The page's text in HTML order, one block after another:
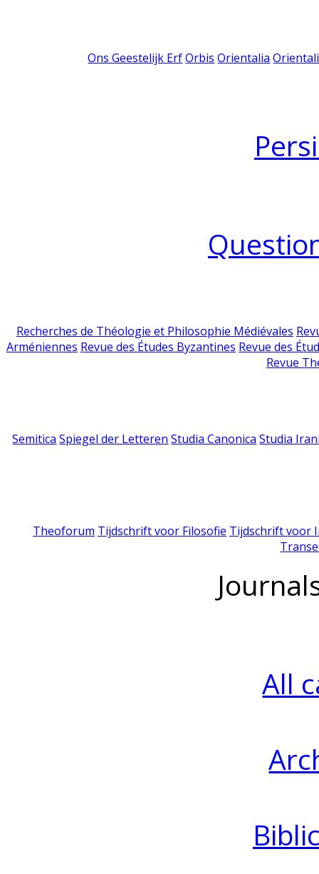
Ons Geestelijk Erf Orbis Orientalia
Recherches de Théologie et Philosophie Médiévales
Arméniennes Revue des Études Byzantines Revue des
Revue
Semitica Spiegel der Letteren Studia Canonica Studia
Theoforum Tijdschrift voor Filosofie Tijdschrift voor
All